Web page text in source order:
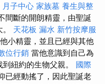
月子中心 家族墓 養生與整
間斷的開朗精靈，由聖誕
天花板 漏水 新竹按摩服
小精靈，並且已經與其他
位行銷 當他意識到自己為
紐約的生物父親。 國際
已經動搖了，因此聖誕老